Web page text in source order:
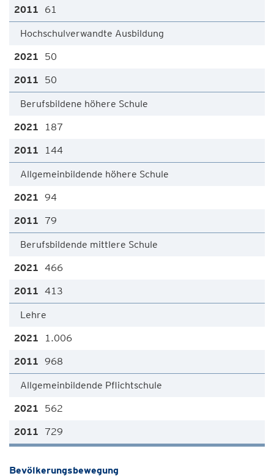
61
Hochschulverwandte Ausbildung
50
50
Berufsbildene höhere Schule
187
144
Allgemeinbildende höhere Schule
94
79
Berufsbildende mittlere Schule
466
413
Lehre
1.006
968
Allgemeinbildende Pflichtschule
562
729
Bevölkerungsbewegung